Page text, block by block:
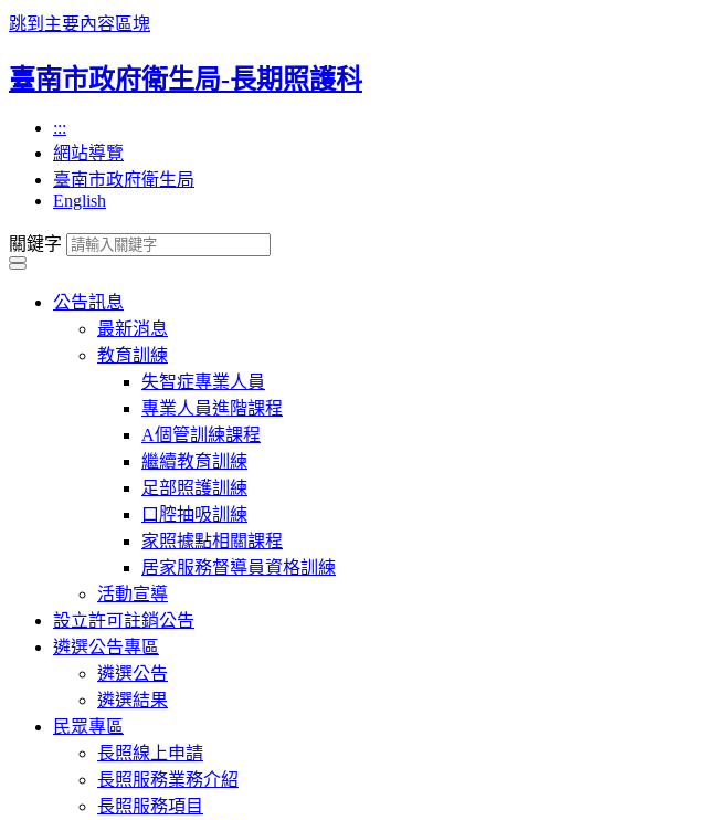
跳到主要內容區塊
臺南市政府衛生局-長期照護科
:::
網站導覽
臺南市政府衛生局
English
關鍵字
公告訊息
最新消息
教育訓練
失智症專業人員
專業人員進階課程
A個管訓練課程
繼續教育訓練
足部照護訓練
口腔抽吸訓練
家照據點相關課程
居家服務督導員資格訓練
活動宣導
設立許可註銷公告
遴選公告專區
遴選公告
遴選結果
民眾專區
長照線上申請
長照服務業務介紹
長照服務項目